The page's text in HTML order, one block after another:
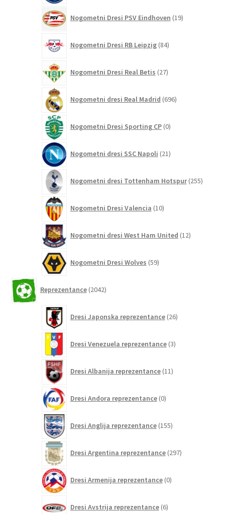
Nogometni Dresi PSV Eindhoven 19izdelkov
Nogometni Dresi RB Leipzig 84izdelkov
Nogometni Dresi Real Betis 27izdelkov
Nogometni dresi Real Madrid 696izdelkov
Nogometni Dresi Sporting CP 0izdelkov
Nogometni dresi SSC Napoli 21izdelkov
Nogometni dresi Tottenham Hotspur 255
Nogometni Dresi Valencia 10izdelkov
Nogometni dresi West Ham United 12izdelkov
Nogometni Dresi Wolves 59izdelkov
Reprezentance 2042izdelkov
Dresi Japonska reprezentance 26izdelkov
Dresi Venezuela reprezentance 3izdelki
Dresi Albanija reprezentance 11izdelkov
Dresi Andora reprezentance 0izdelkov
Dresi Anglija reprezentance 155izdelkov
Dresi Argentina reprezentance 297izdelkov
Dresi Armenija reprezentance 0izdelkov
Dresi Avstrija reprezentance 6izdelkov